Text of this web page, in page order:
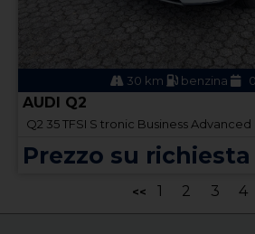
30 km benzina
AUDI Q2
Q2 35 TFSI S tronic Business Advanced
Prezzo su richiesta
<< 1 2 3 4